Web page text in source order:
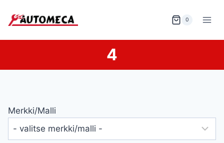
sisältöön
0
4
Merkki/malli